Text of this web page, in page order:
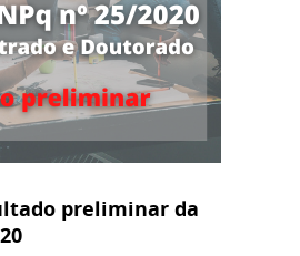
preliminar da